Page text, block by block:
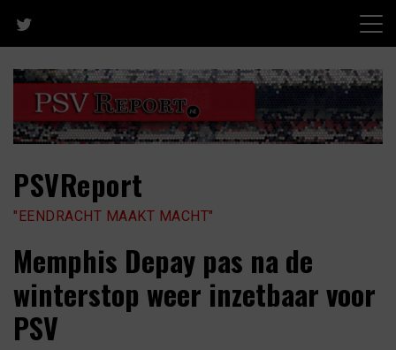
content
PSVReport
"EENDRACHT MAAKT MACHT"
Memphis Depay pas na de
winterstop weer inzetbaar voor
PSV